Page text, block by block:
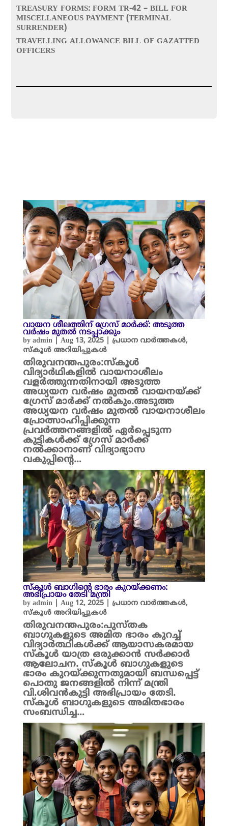
TREASURY FORMS: FORM TR-42 – BILL FOR
MISCELLANEOUS PAYMENT (TERMINAL
SURRENDER)
TRAVELLING ALLOWANCE BILL OF GAZATTED
OFFICERS
വായന ശീലത്തിന് ഗ്രേസ് മാർക്ക്: അടുത്ത
വർഷം മുതൽ നടപ്പാക്കും
by admin| Aug 13, 2025| പ്രധാന വാർത്തകൾ,
സ്കൂൾ അറിയിപ്പുകൾ
തിരുവനന്തപുരം:സ്കൂൾ
വിദ്യാർഥികളിൽ വായനാശീലം
വളർത്തുന്നതിനായി അടുത്ത
അധ്യയന വർഷം മുതൽ വായനയ്ക്ക്
ഗ്രേസ് മാർക്ക് നൽകും.അടുത്ത
അധ്യയന വർഷം മുതൽ വായനാശീലം
പ്രോത്സാഹിപ്പിക്കുന്ന
പ്രവർത്തനങ്ങളിൽ ഏർപ്പെടുന്ന
കുട്ടികൾക്ക് ഗ്രേസ് മാർക്ക്
നൽക്കാനാണ് വിദ്യാഭ്യാസ
വകുപ്പിന്റെ…
സ്കൂൾ ബാഗിന്റെ ഭാരം കുറയ്ക്കണം:
അഭിപ്രായം തേടി മന്ത്രി
by admin| Aug 12, 2025| പ്രധാന വാർത്തകൾ,
സ്കൂൾ അറിയിപ്പുകൾ
തിരുവനന്തപുരം:പുസ്തക
ബാഗുകളുടെ അമിത ഭാരം കുറച്ച്
വിദ്യാർത്ഥികൾക്ക് ആയാസകരമായ
സ്കൂൾ യാത്ര ഒരുക്കാൻ സർക്കാർ
ആലോചന. സ്കൂൾ ബാഗുകളുടെ
ഭാരം കുറയ്ക്കുന്നതുമായി ബന്ധപ്പെട്ട്
പൊതു ജനങ്ങളിൽ നിന്ന് മന്ത്രി
വി.ശിവൻകുട്ടി അഭിപ്രായം തേടി.
സ്കൂൾ ബാഗുകളുടെ അമിതഭാരം
സംബന്ധിച്ച…